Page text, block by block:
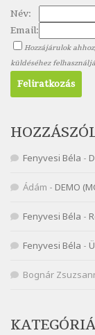
Nagy
Szélkiáltó
Nagy
Szélkiáltó
Nagy Bandó
Nagy Bandó
Nagy
Szélkiáltó
Szélkiáltó
Népköltés:
Szélkiáltó
Népköltés:
Szélkiáltó
Név:
Email:
Hozzájárulok
küldéséhez
Fenyvesi Béla -
Ádám - DEMO
Fenyvesi Béla -
Fenyvesi Béla -
Bognár